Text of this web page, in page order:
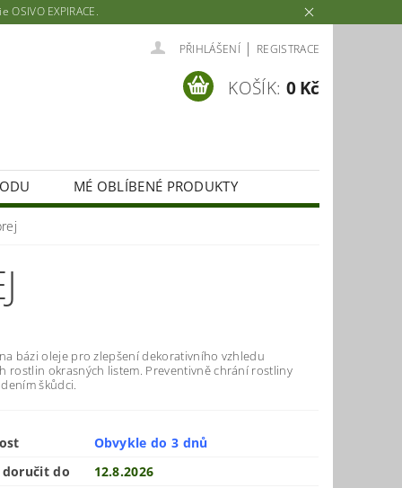
EXPIRACE.
PŘIHLÁŠENÍ | REGISTRACE
KOŠÍK: 0 Kč
MÉ OBLÍBENÉ PRODUKTY
bázi oleje pro zlepšení dekorativního vzhledu
rostlin okrasných listem. Preventivně chrání rostliny
škůdci.
Obvykle do 3 dnů
doručit do
12.8.2026